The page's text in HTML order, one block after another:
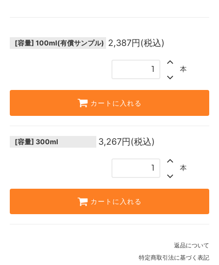
[容量] 100ml(有償サンプル) 2,387円(税込)
本
カートに入れる
[容量] 300ml 3,267円(税込)
本
カートに入れる
返品について
特定商取引法に基づく表記